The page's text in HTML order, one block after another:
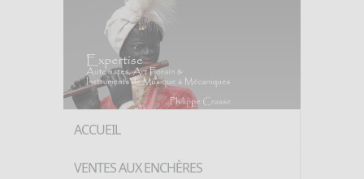
ACCUEIL
VENTES AUX ENCHÈRES